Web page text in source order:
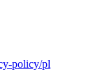
policy/pl